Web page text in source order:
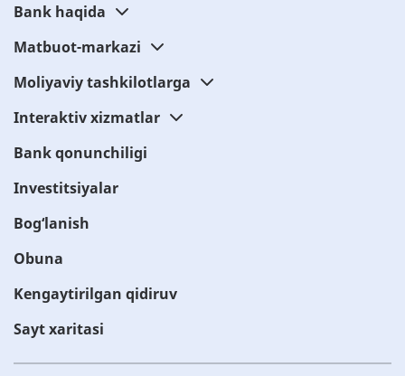
Bank haqida
Matbuot-markazi
Moliyaviy tashkilotlarga
Interaktiv xizmatlar
Bank qonunchiligi
Investitsiyalar
Bog‘lanish
Obuna
Kengaytirilgan qidiruv
Sayt xaritasi